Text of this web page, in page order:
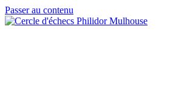
Passer au contenu